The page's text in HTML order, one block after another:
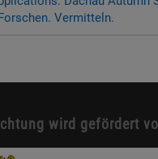
Vermitteln.
wird gefördert